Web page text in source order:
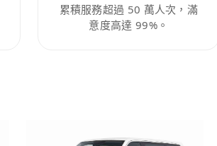
累積服務超過 50 萬人次，滿
意度高達 99%。